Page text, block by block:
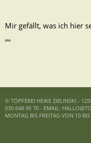
Mir gefällt, was ich hier
…
© TÖPFEREI HEIKE ZIELINSKI -
030 648 95 70 - EMAIL:
MONTAG BIS FREITAG VON 10